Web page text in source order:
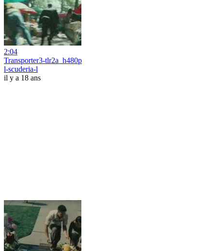
2:04
Transporter3-tlr2a_h480p
l-scuderia-l
il y a 18 ans